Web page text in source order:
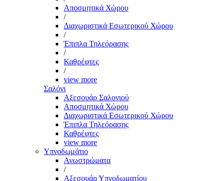
Αποσμητικά Χώρου
/
Διαχωριστικά Εσωτερικού Χώρου
/
Έπιπλα Τηλεόρασης
/
Καθρέφτες
/
view more
Σαλόνι
Αξεσουάρ Σαλονιού
Αποσμητικά Χώρου
Διαχωριστικά Εσωτερικού Χώρου
Έπιπλα Τηλεόρασης
Καθρέφτες
view more
Υπνοδωμάτιο
Ανωστρώματα
/
Αξεσουάρ Υπνοδωματίου